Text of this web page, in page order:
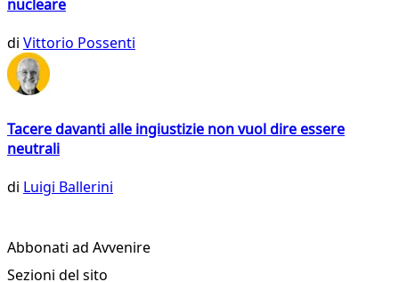
nucleare
di Vittorio Possenti
Tacere davanti alle ingiustizie non vuol dire essere
neutrali
di Luigi Ballerini
Abbonati ad Avvenire
Sezioni del sito